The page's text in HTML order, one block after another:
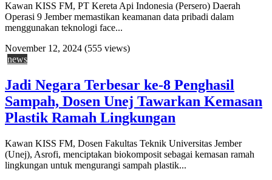
Kawan KISS FM, PT Kereta Api Indonesia (Persero) Daerah
Operasi 9 Jember memastikan keamanan data pribadi dalam
menggunakan teknologi face...
November 12, 2024 (555 views)
news
Jadi Negara Terbesar ke-8 Penghasil
Sampah, Dosen Unej Tawarkan Kemasan
Plastik Ramah Lingkungan
Kawan KISS FM, Dosen Fakultas Teknik Universitas Jember
(Unej), Asrofi, menciptakan biokomposit sebagai kemasan ramah
lingkungan untuk mengurangi sampah plastik...